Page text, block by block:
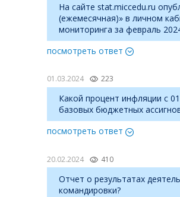
На сайте stat.miccedu.ru
(ежемесячная)» в личном
мониторинга за февраль
посмотреть ответ
01.03.2024 223
Какой процент инфляции с
базовых бюджетных
посмотреть ответ
20.02.2024 410
Отчет о результатах
командировки?